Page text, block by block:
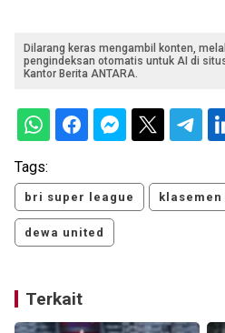
Dilarang keras mengambil konten,
pengindeksan otomatis untuk AI di
Kantor Berita ANTARA.
Tags:
bri super league klasemen
dewa united
Terkait